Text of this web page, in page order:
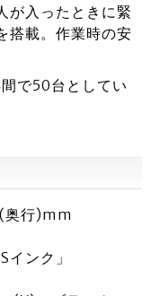
が入ったときに緊
搭載。作業時の安
で50台としてい
奥行)mm
インク」